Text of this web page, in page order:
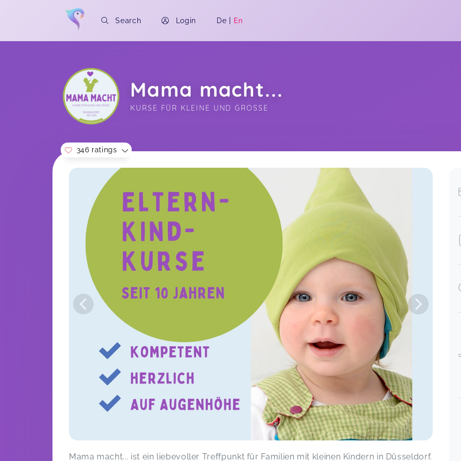
Search Login De | En
Mama macht...
KURSE FÜR KLEINE UND GROSSE
Soon you will learn more about me here...
346 ratings
Toller Kurs - Mel macht das wirklich
großartig. Wir haben sehr
wohlgefühlt!
Sommerkinder 2025 und 2026
Mel ist super, baut immer was Neues
auf, fördert individuell und hat immer
ein offenes Ohr.
Kinderturnen Minis (ca. 10 bis 24 Monate) -
am Nachmittag
Hannah,
Ein toller Kurs, der mir jede Woche
viel Freude bereitet hat!
Herbstkinder 2026
Wir besuchen eine Krabbelgruppe
bei Mama macht. Mel schafft es, dass
schönen Austausch mit anderen
Müttern und Spiel- und
Für mich die besten Krabbel- und
Turnkurse für Babys und Kleinkinder
in Düsseldorf! Ich habe mit meinen
beiden Kindern schon viele Kurse
besucht und habe Mel und ihr
Angebot bereits einigen Freunden
entspannt, locker und gleichzeitig
sehr professionell. Man merkt sofort
die große Erfahrung und Expertise –
und die Kinder haben Spaß und
wachsen über sich hinaus. Absolute
Herzensempfehlung! ⭐️ Lorena
Kinderturnen Minis (ca. 10 bis 24 Monate) -
am Vormittag
Lorena,
Wie immer perfekt! Fester Termin im
trubeligen Alltag.
MamaWORKOUT - online
Simone,Sep 29
Mama macht ist super, die Kurse
gerne bald wieder!
123 more ratings...
Show all ratings
Mama macht... ist ein liebevoller Treffpunkt für Familien mit kleinen Kindern in Düsseldorf.